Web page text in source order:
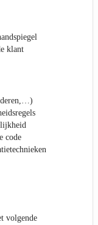
klant
code
volgende